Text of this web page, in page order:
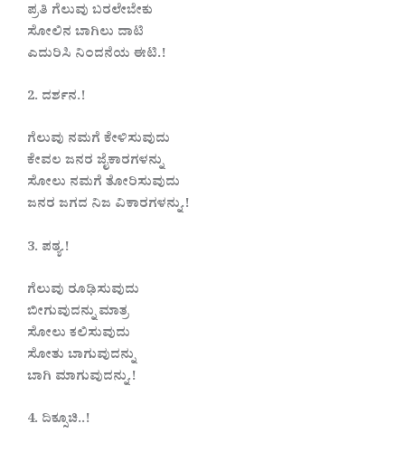
ಪ್ರತಿ ಗೆಲುವು ಬರಲೇಬೇಕು
ಸೋಲಿನ ಬಾಗಿಲು ದಾಟಿ
ಎದುರಿಸಿ ನಿಂದನೆಯ ಈಟಿ.!
2. ದರ್ಶನ.!
ಗೆಲುವು ನಮಗೆ ಕೇಳಿಸುವುದು
ಕೇವಲ ಜನರ ಜೈಕಾರಗಳನ್ನು
ಸೋಲು ನಮಗೆ ತೋರಿಸುವುದು
ಜನರ ಜಗದ ನಿಜ ವಿಕಾರಗಳನ್ನು.!
3. ಪಠ್ಯ.!
ಗೆಲುವು ರೂಢಿಸುವುದು
ಬೀಗುವುದನ್ನು ಮಾತ್ರ
ಸೋಲು ಕಲಿಸುವುದು
ಸೋತು ಬಾಗುವುದನ್ನು
ಬಾಗಿ ಮಾಗುವುದನ್ನು.!
4. ದಿಕ್ಸೂಚಿ..!